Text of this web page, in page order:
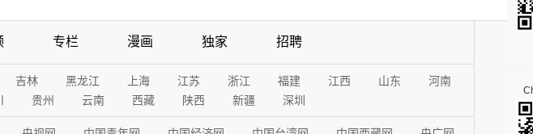
专栏 漫画 独家 招聘
吉林 黑龙江 上海 江苏 浙江 福建 江西 山东
河南
贵州 云南 西藏 陕西 新疆 深圳